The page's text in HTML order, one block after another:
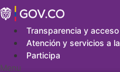
Saltar
al
contenidoTransparencia y
Atención y servicios a
Participa
Menu